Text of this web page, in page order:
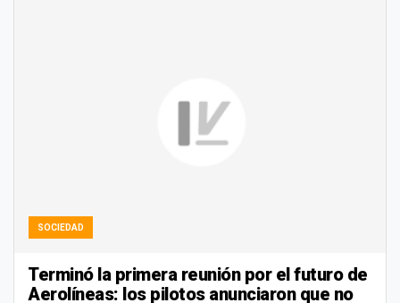
SOCIEDAD
Terminó la primera reunión por el futuro de
Aerolíneas: los pilotos anunciaron que no